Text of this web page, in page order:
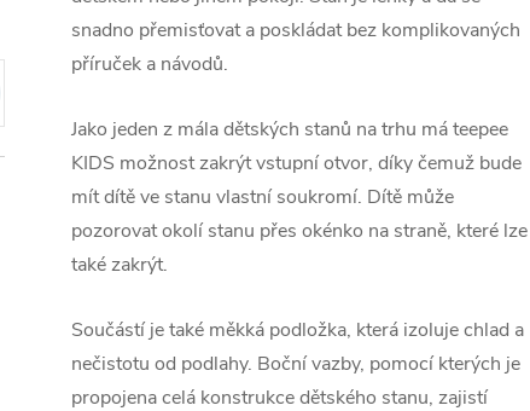
snadno přemisťovat a poskládat bez komplikovaných
příruček a návodů.
Jako jeden z mála dětských stanů na trhu má teepee
KIDS možnost zakrýt vstupní otvor, díky čemuž bude
mít dítě ve stanu vlastní soukromí. Dítě může
pozorovat okolí stanu přes okénko na straně, které lze
také zakrýt.
Součástí je také měkká podložka, která izoluje chlad a
nečistotu od podlahy. Boční vazby, pomocí kterých je
propojena celá konstrukce dětského stanu, zajistí